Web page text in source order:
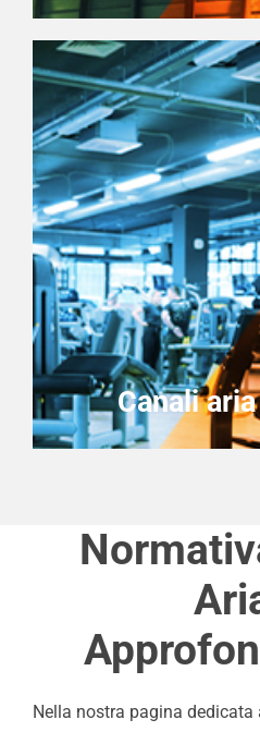
Canali
Nella nostra pagina